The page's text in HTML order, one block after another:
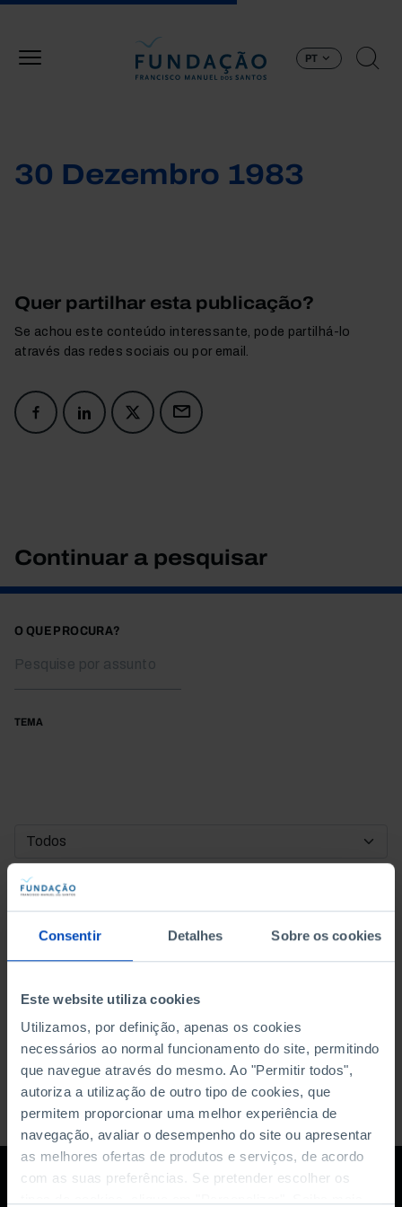
Consentir Detalhes Sobre os cookies
Este website utiliza cookies
Utilizamos, por definição, apenas os cookies
necessários ao normal funcionamento do site, permitindo
que navegue através do mesmo. Ao "Permitir todos",
autoriza a utilização de outro tipo de cookies, que
permitem proporcionar uma melhor experiência de
navegação, avaliar o desempenho do site ou apresentar
as melhores ofertas de produtos e serviços, de acordo
com as suas preferências. Se pretender escolher os
PT
30 Dezembro 1983
Quer partilhar esta publicação?
Se achou este conteúdo interessante, pode partilhá-lo
através das redes sociais ou por email.
Continuar a pesquisar
O QUE PROCURA?
TEMA
DATA DE INÍCIO
DATA DE FIM